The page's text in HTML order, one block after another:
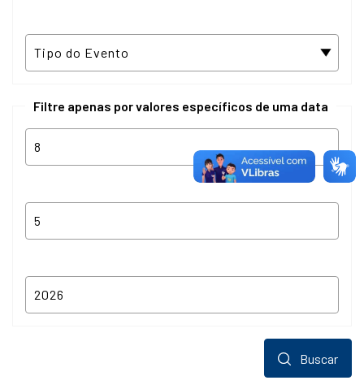
Filtre apenas por valores específicos de uma data
Buscar